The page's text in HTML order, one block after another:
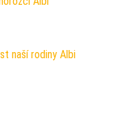
Kč.
naší rodiny Albi
Kč.